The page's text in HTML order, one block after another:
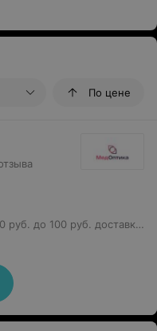
По цене
до 100 руб. доставка 5,50 руб.